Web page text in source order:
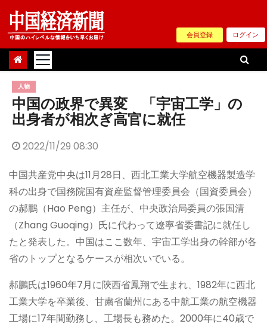
Skip
content
会員登録 ログイン
人物
中国の政界で異変 「宇宙工学」の
出身者が相次ぎ高官に就任
2022/11/29 08:30
中国共産党中央は11月28日、西北工業大学航空機器製造学
科の出身で国務院国有資産監督管理委員会（国資委員会）
の郝鵬（Hao Peng）主任が、中央政治局委員の張国清
（Zhang Guoqing）氏に代わって遼寧省委書記に就任し
たと発表した。中国はここ数年、宇宙工学出身の幹部が各
省のトップとなるケースが相次いでいる。
郝鵬氏は1960年7月に陝西省鳳翔で生まれ、1982年に西北
工業大学を卒業後、甘粛省蘭州にある中航工業の航空機器
工場に17年間勤務し、工場長も務めた。2000年に40歳で